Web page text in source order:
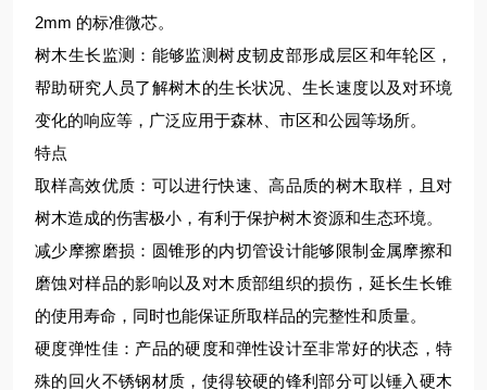
2mm 的标准微芯。
树木生长监测：能够监测树皮韧皮部形成层区和年轮区，
帮助研究人员了解树木的生长状况、生长速度以及对环境
变化的响应等，广泛应用于森林、市区和公园等场所。
特点
取样高效优质：可以进行快速、高品质的树木取样，且对
树木造成的伤害极小，有利于保护树木资源和生态环境。
减少摩擦磨损：圆锥形的内切管设计能够限制金属摩擦和
磨蚀对样品的影响以及对木质部组织的损伤，延长生长锥
的使用寿命，同时也能保证所取样品的完整性和质量。
硬度弹性佳：产品的硬度和弹性设计至非常好的状态，特
殊的回火不锈钢材质，使得较硬的锋利部分可以锤入硬木